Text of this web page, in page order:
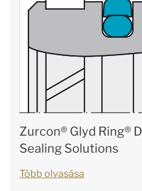
Zurcon® Glyd Ring®
Sealing Solutions
Több olvasása